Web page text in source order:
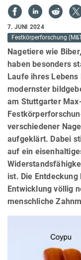
7. JUNI 2024
Festkörperforschung
Nagetiere wie
haben besonders
Laufe ihres
modernster
am Stuttgarter
verschiedener
aufgeklärt. Dabei
auf ein
ist. Die
Entwicklung völlig
menschliche